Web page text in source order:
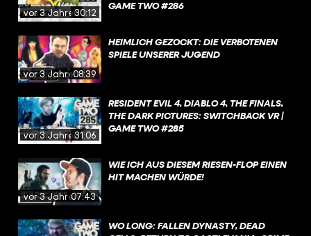
vor 3 Jahren30:12
GAME TWO #286
vor 3 Jahren08:39
HEIMLICH GEZOCKT: DIE VERBOTENEN
SPIELE UNSERER JUGEND
vor 3 Jahren31:06
RESIDENT EVIL 4, DIABLO 4, THE FINALS,
THE DARK PICTURES: SWITCHBACK VR |
GAME TWO #285
vor 3 Jahren07:43
WIE ICH AUS DIESEM RIESEN-FLOP EINEN
HIT MACHEN WÜRDE!
WO LONG: FALLEN DYNASTY, DEAD